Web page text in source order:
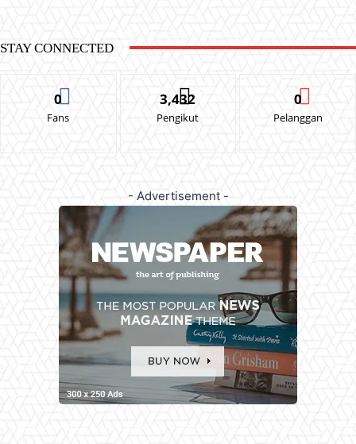
STAY CONNECTED
0
Fans
3,432
Pengikut
0
Pelanggan
- Advertisement -